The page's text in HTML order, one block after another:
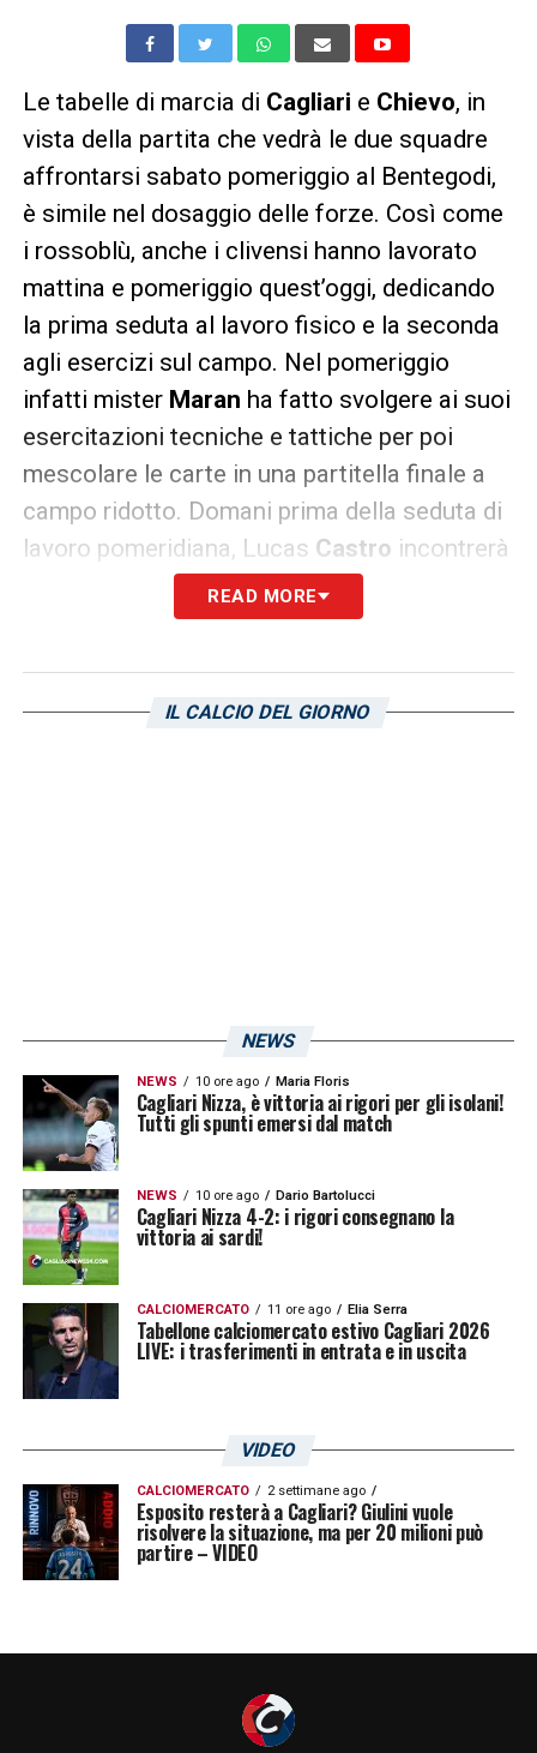
Le tabelle di marcia di Cagliari e Chievo, in
vista della partita che vedrà le due squadre
affrontarsi sabato pomeriggio al Bentegodi,
è simile nel dosaggio delle forze. Così come
i rossoblù, anche i clivensi hanno lavorato
mattina e pomeriggio quest’oggi, dedicando
la prima seduta al lavoro fisico e la seconda
agli esercizi sul campo. Nel pomeriggio
infatti mister Maran ha fatto svolgere ai suoi
esercitazioni tecniche e tattiche per poi
mescolare le carte in una partitella finale a
campo ridotto. Domani prima della seduta di
lavoro pomeridiana, Lucas Castro incontrerà
la stampa per una conferenza di metà
READ MORE
IL CALCIO DEL GIORNO
NEWS
NEWS 10 ore ago Maria Floris
Cagliari Nizza, è vittoria ai rigori per gli isolani!
Tutti gli spunti emersi dal match
NEWS 10 ore ago Dario Bartolucci
Cagliari Nizza 4-2: i rigori consegnano la
vittoria ai sardi!
CALCIOMERCATO 11 ore ago Elia Serra
Tabellone calciomercato estivo Cagliari 2026
LIVE: i trasferimenti in entrata e in uscita
VIDEO
CALCIOMERCATO 2 settimane ago
Esposito resterà a Cagliari? Giulini vuole
risolvere la situazione, ma per 20 milioni può
partire – VIDEO